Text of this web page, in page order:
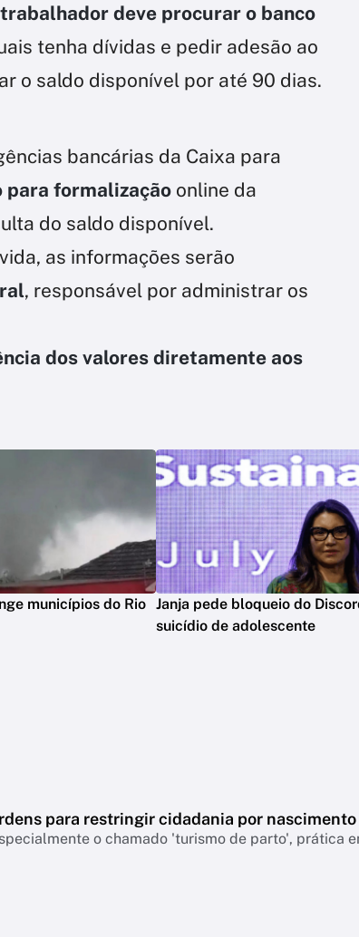
trabalhador deve procurar o banco
tenha dívidas e pedir adesão ao
o saldo disponível por até 90 dias.
bancárias da Caixa para
para formalização online da
do saldo disponível.
as informações serão
, responsável por administrar os
dos valores diretamente aos
municípios do Rio Janja pede bloqueio do
suicídio de adolescente
para restringir cidadania por nascimento
o chamado 'turismo de parto', prática